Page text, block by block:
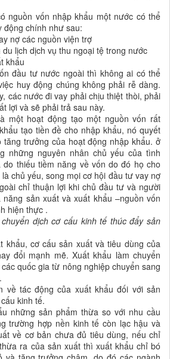
nguồn vốn nhập khẩu một nước có thể
động chính như sau:
nợ các nguồn viện trợ
lịch dịch vụ thu ngoại tệ trong nước
khẩu
đầu tư nước ngoài thì không ai có thể
huy động chúng không phải rễ dàng.
các nước đi vay phải chịu thiệt thòi, phải
lợi và sẽ phải trả sau này.
một hoạt động tạo một nguồn vốn rất
tạo tiền đề cho nhập khẩu, nó quyết
trưởng của hoạt động nhập khẩu. ở
những nguyên nhân chủ yếu của tình
thiếu tiềm năng về vốn do đó họ cho
chủ yếu, song mọi cơ hội đầu tư vay nợ
chỉ thuận lợi khi chủ đầu tư và người
sản xuất và xuất khẩu –nguồn vốn
hiện thực .
dịch cơ cấu kinh tế thúc đẩy sản
khẩu, cơ cấu sản xuất và tiêu dùng của
đổi mạnh mẽ. Xuất khẩu làm chuyển
quốc gia từ nông nghiệp chuyển sang
về tác động của xuất khẩu đối với sản
kinh tế.
những sản phẩm thừa so với nhu cầu
trường hợp nền kinh tế còn lạc hậu và
về cơ bản chưa đủ tiêu dùng, nếu chỉ
ra của sản xuất thì xuất khẩu chỉ bó